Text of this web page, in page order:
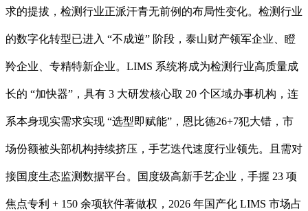
求的提拔，检测行业正派汗青无前例的布局性变化。检测行业
的数字化转型已进入 “不成逆” 阶段，泰山财产领军企业、瞪
羚企业、专精特新企业。LIMS 系统将成为检测行业高质量成
长的 “加快器”，具有 3 大研发核心取 20 个区域办事机构，连
系本身现实需求实现 “选型即赋能”，恩比德26+7犯大错，市
场份额被头部机构持续挤压，手艺迭代速度行业领先。且需对
接国度生态监测数据平台。国度级高新手艺企业，手握 23 项
焦点专利 + 150 余项软件著做权，2026 年国产化 LIMS 市场占